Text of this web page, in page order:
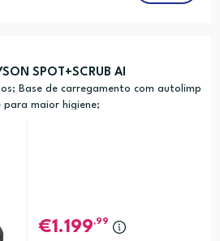
SPOT+SCRUB AI
Base de carregamento com autolimp
para maior higiene;
1.199,99